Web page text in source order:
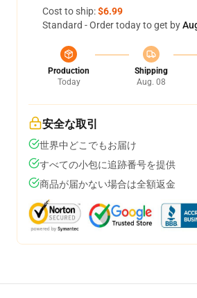
Cost to ship:$6.99
Standard - Order today to get by
Production
Today
Shipping
Aug. 08
安全な取引
世界中どこでもお届け
すべての小包に追跡番号を提供
商品が届かない場合は全額返金